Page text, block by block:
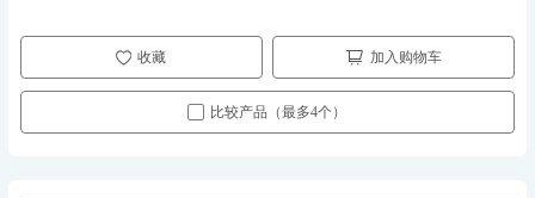
收藏 加入购物车
比较产品（最多4个）